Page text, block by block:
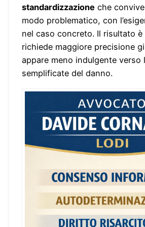
standardizzazione che
modo problematico, con
nel caso concreto. Il risultato
richiede maggiore precisione
appare meno indulgente verso
semplificate del danno.